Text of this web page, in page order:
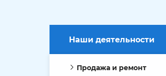
Наши деятельности
Продажа и ремонт